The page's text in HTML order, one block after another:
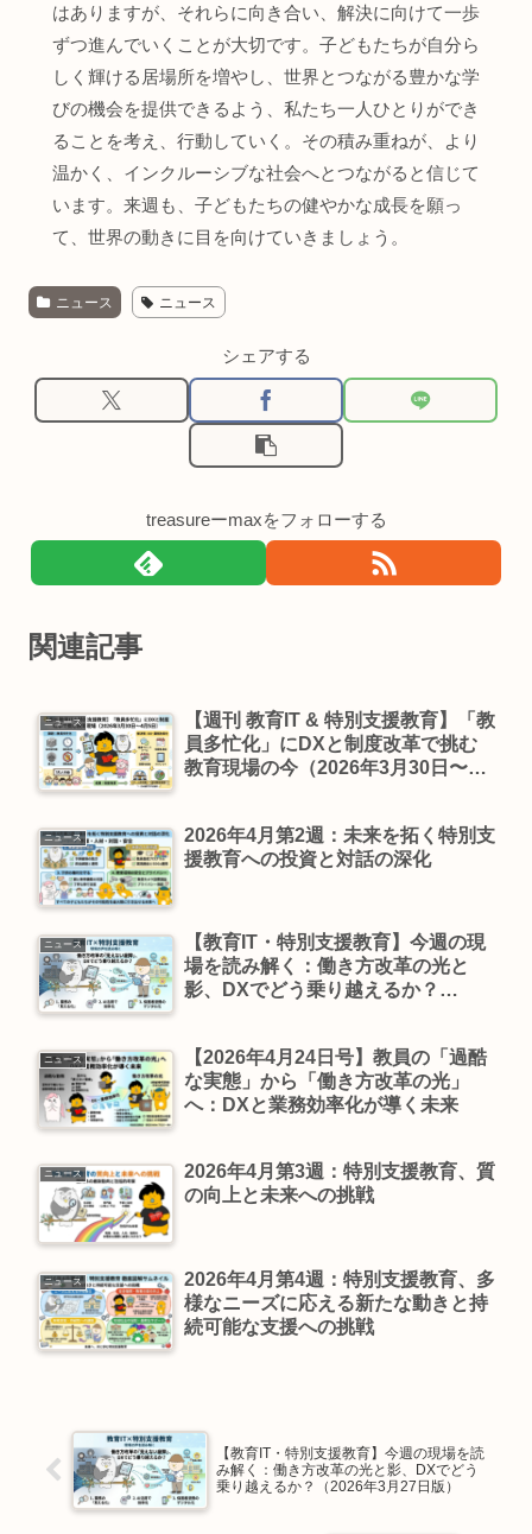
はありますが、それらに向き合い、解決に向けて一歩
ずつ進んでいくことが大切です。子どもたちが自分ら
しく輝ける居場所を増やし、世界とつながる豊かな学
びの機会を提供できるよう、私たち一人ひとりができ
ることを考え、行動していく。その積み重ねが、より
温かく、インクルーシブな社会へとつながると信じて
います。来週も、子どもたちの健やかな成長を願っ
て、世界の動きに目を向けていきましょう。
ニュース ニュース
シェアする
treasureーmaxをフォローする
関連記事
ニュース
【週刊 教育IT & 特別支援教育】「教
員多忙化」にDXと制度改革で挑む
教育現場の今（2026年3月30日〜4
ニュース
2026年4月第2週：未来を拓く特別支
援教育への投資と対話の深化
ニュース
【教育IT・特別支援教育】今週の現
場を読み解く：働き方改革の光と
影、DXでどう乗り越えるか？
ニュース
【2026年4月24日号】教員の「過酷
な実態」から「働き方改革の光」
へ：DXと業務効率化が導く未来
ニュース
2026年4月第3週：特別支援教育、質
の向上と未来への挑戦
ニュース
2026年4月第4週：特別支援教育、多
様なニーズに応える新たな動きと持
続可能な支援への挑戦
【教育IT・特別支援教育】今週の現場を読
み解く：働き方改革の光と影、DXでどう
乗り越えるか？（2026年3月27日版）